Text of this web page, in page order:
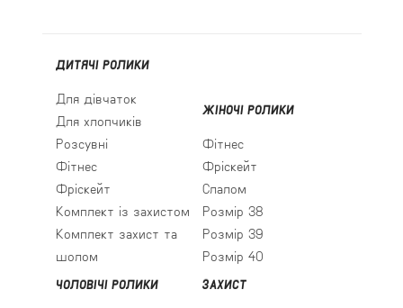
ДИТЯЧІ РОЛИКИ
Для дівчаток
Для хлопчиків
Розсувні
Фітнес
Фріскейт
Комплект із захистом
Комплект захист та
шолом
ЖІНОЧІ РОЛИКИ
Фітнес
Фріскейт
Слалом
Розмір 38
Розмір 39
Розмір 40
ЧОЛОВІЧІ РОЛИКИ ЗАХИСТ